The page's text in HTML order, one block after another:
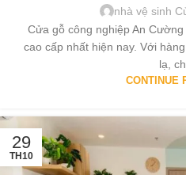
nhà vệ sinh
Cửa gỗ công nghiệp An
cao cấp nhất hiện nay. Với
lạ,
CONTINUE
29
TH10